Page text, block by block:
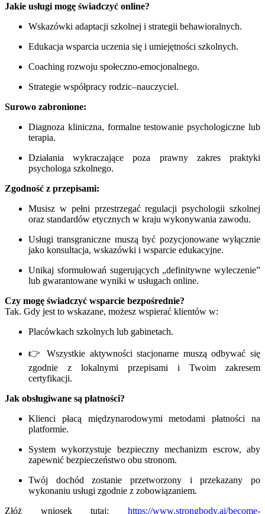
Jakie usługi mogę świadczyć online?
Wskazówki adaptacji szkolnej i strategii behawioralnych.
Edukacja wsparcia uczenia się i umiejętności szkolnych.
Coaching rozwoju społeczno-emocjonalnego.
Strategie współpracy rodzic–nauczyciel.
Surowo zabronione:
Diagnoza kliniczna, formalne testowanie psychologiczne lub
terapia.
Działania wykraczające poza prawny zakres praktyki
psychologa szkolnego.
Zgodność z przepisami:
Musisz w pełni przestrzegać regulacji psychologii szkolnej
oraz standardów etycznych w kraju wykonywania zawodu.
Usługi transgraniczne muszą być pozycjonowane wyłącznie
jako konsultacja, wskazówki i wsparcie edukacyjne.
Unikaj sformułowań sugerujących „definitywne wyleczenie”
lub gwarantowane wyniki w usługach online.
Czy mogę świadczyć wsparcie bezpośrednie?
Tak. Gdy jest to wskazane, możesz wspierać klientów w:
Placówkach szkolnych lub gabinetach.
👉 Wszystkie aktywności stacjonarne muszą odbywać się
zgodnie z lokalnymi przepisami i Twoim zakresem
certyfikacji.
Jak obsługiwane są płatności?
Klienci płacą międzynarodowymi metodami płatności na
platformie.
System wykorzystuje bezpieczny mechanizm escrow, aby
zapewnić bezpieczeństwo obu stronom.
Twój dochód zostanie przetworzony i przekazany po
wykonaniu usługi zgodnie z zobowiązaniem.
Złóż wniosek tutaj: https://www.strongbody.ai/become-